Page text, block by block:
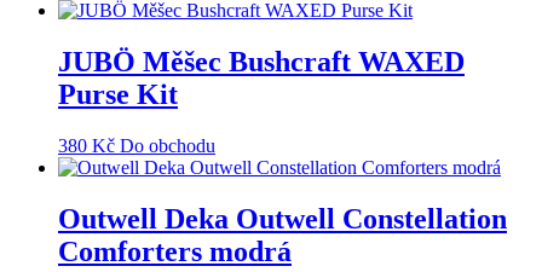
JUBÖ Měšec Bushcraft WAXED
Purse Kit
380 Kč Do obchodu
Outwell Deka Outwell Constellation
Comforters modrá